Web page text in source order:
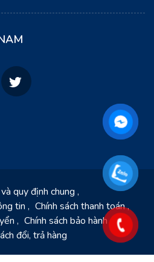
quy định chung
tin
Chính sách thanh toán
Chính sách bảo hành
đổi, trả hàng